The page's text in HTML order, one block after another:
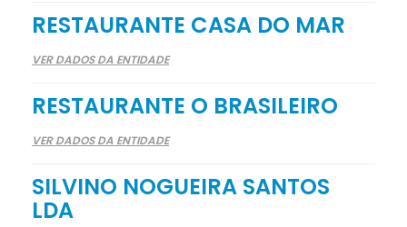
RESTAURANTE CASA DO MAR
VER DADOS DA ENTIDADE
RESTAURANTE O BRASILEIRO
VER DADOS DA ENTIDADE
SILVINO NOGUEIRA SANTOS
LDA